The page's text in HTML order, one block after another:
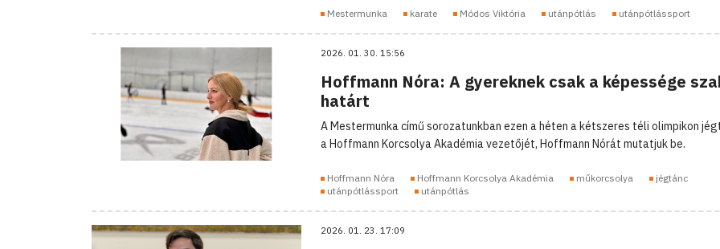
Mestermunka karate Módos Viktória utánpótlás utánpótlássport
2026. 01. 30. 15:56
Hoffmann Nóra: A gyereknek csak a képessége
határt
A Mestermunka című sorozatunkban ezen a héten a kétszeres téli olimpikon
a Hoffmann Korcsolya Akadémia vezetőjét, Hoffmann Nórát mutatjuk be.
Hoffmann Nóra Hoffmann Korcsolya Akadémia műkorcsolya
jégtánc
utánpótlássport
utánpótlás
2026. 01. 23. 17:09